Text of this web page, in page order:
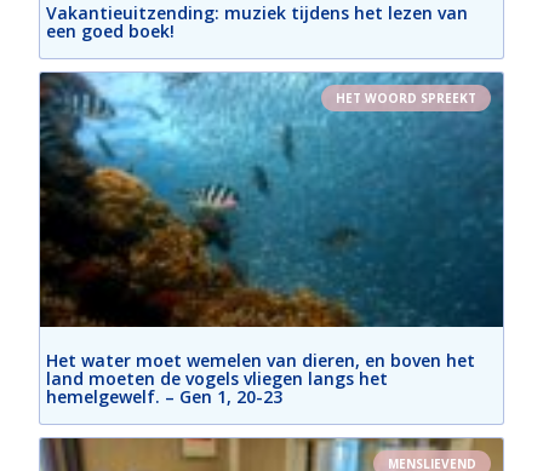
Vakantieuitzending: muziek tijdens het lezen van
een goed boek!
HET WOORD SPREEKT
Het water moet wemelen van dieren, en boven het
land moeten de vogels vliegen langs het
hemelgewelf. – Gen 1, 20-23
MENSLIEVEND